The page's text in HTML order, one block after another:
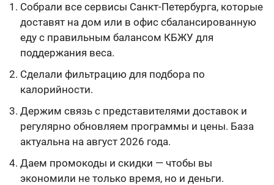
Собрали все сервисы Санкт-Петербурга, которые
доставят на дом или в офис сбалансированную
еду с правильным балансом КБЖУ для
поддержания веса.
Сделали фильтрацию для подбора по
калорийности.
Держим связь с представителями доставок и
регулярно обновляем программы и цены. База
актуальна на август 2026 года.
Даем промокоды и скидки — чтобы вы
экономили не только время, но и деньги.